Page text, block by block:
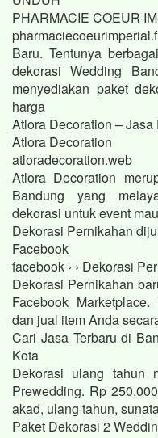
PHARMACIE COEUR
Baru. Tentunya
dekorasi Wedding
menyediakan paket
harga
Atlora Decoration –
Atlora Decoration
atloradecoration.web
Atlora Decoration
Bandung yang
dekorasi untuk event
Dekorasi Pernikahan
Facebook
facebook › › Dekorasi
Dekorasi Pernikahan
Facebook
dan jual item Anda
Cari Jasa Terbaru di
Kota
Dekorasi ulang tahun
Prewedding. Rp
akad, ulang tahun,
Paket Dekorasi 2